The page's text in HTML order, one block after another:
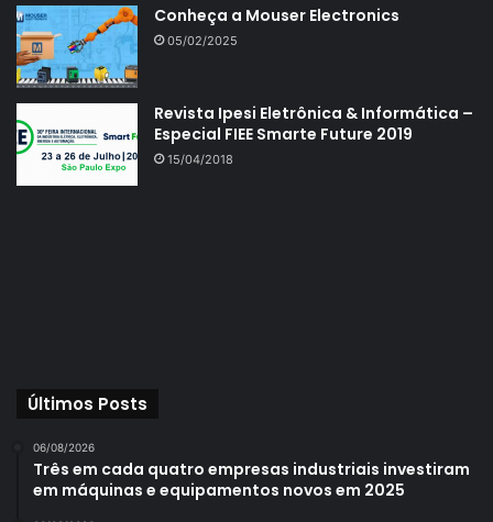
Conheça a Mouser Electronics
05/02/2025
Revista Ipesi Eletrônica & Informática –
Especial FIEE Smarte Future 2019
15/04/2018
Últimos Posts
06/08/2026
Três em cada quatro empresas industriais investiram
em máquinas e equipamentos novos em 2025